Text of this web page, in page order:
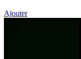
Ajouter